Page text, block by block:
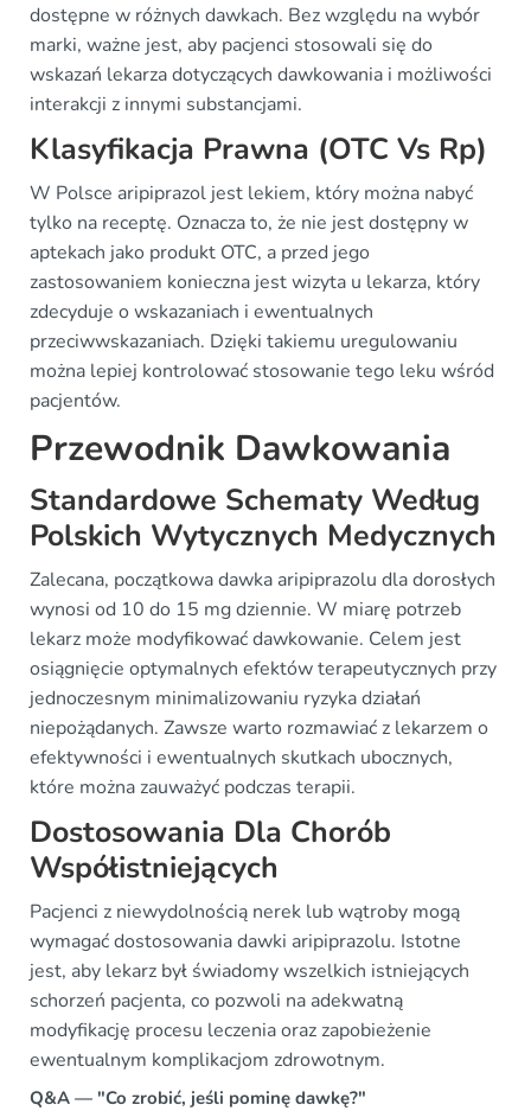
dostępne w różnych dawkach. Bez względu na wybór
marki, ważne jest, aby pacjenci stosowali się do
wskazań lekarza dotyczących dawkowania i możliwości
interakcji z innymi substancjami.
Klasyfikacja Prawna (OTC Vs Rp)
W Polsce aripiprazol jest lekiem, który można nabyć
tylko na receptę. Oznacza to, że nie jest dostępny w
aptekach jako produkt OTC, a przed jego
zastosowaniem konieczna jest wizyta u lekarza, który
zdecyduje o wskazaniach i ewentualnych
przeciwwskazaniach. Dzięki takiemu uregulowaniu
można lepiej kontrolować stosowanie tego leku wśród
pacjentów.
Przewodnik Dawkowania
Standardowe Schematy Według
Polskich Wytycznych Medycznych
Zalecana, początkowa dawka aripiprazolu dla dorosłych
wynosi od 10 do 15 mg dziennie. W miarę potrzeb
lekarz może modyfikować dawkowanie. Celem jest
osiągnięcie optymalnych efektów terapeutycznych przy
jednoczesnym minimalizowaniu ryzyka działań
niepożądanych. Zawsze warto rozmawiać z lekarzem o
efektywności i ewentualnych skutkach ubocznych,
które można zauważyć podczas terapii.
Dostosowania Dla Chorób
Współistniejących
Pacjenci z niewydolnością nerek lub wątroby mogą
wymagać dostosowania dawki aripiprazolu. Istotne
jest, aby lekarz był świadomy wszelkich istniejących
schorzeń pacjenta, co pozwoli na adekwatną
modyfikację procesu leczenia oraz zapobieżenie
ewentualnym komplikacjom zdrowotnym.
Q&A — "Co zrobić, jeśli pominę dawkę?"